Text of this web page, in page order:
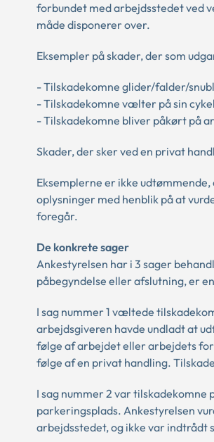
forbundet med arbejdsstedet ved
måde disponerer over.
Eksempler på skader, der som
- Tilskadekomne glider/falder/
- Tilskadekomne vælter på sin
- Tilskadekomne bliver påkørt på
Skader, der sker ved en privat
Eksemplerne er ikke
oplysninger med henblik på at
foregår.
De konkrete sager
Ankestyrelsen har i 3 sager
påbegyndelse eller afslutning, er
I sag nummer 1 væltede
arbejdsgiveren havde undladt at
følge af arbejdet eller arbejdets
følge af en privat handling.
I sag nummer 2 var tilskadekomne
parkeringsplads. Ankestyrelsen
arbejdsstedet, og ikke var indtrådt